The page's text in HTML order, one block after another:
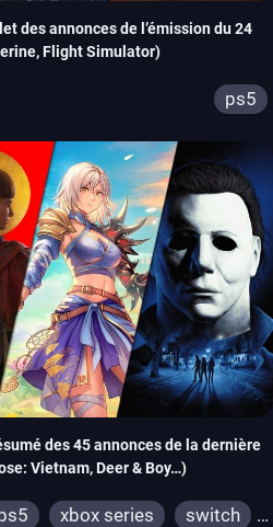
des annonces de l’émission du 24
Flight Simulator)
ps5
des 45 annonces de la dernière
Vietnam, Deer & Boy…)
xbox series
switch